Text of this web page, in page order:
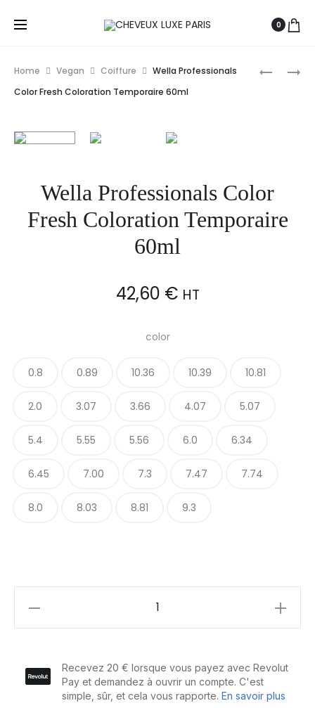
0
REVLON
WELLA
60ML
Home Vegan Coiffure
Wella Professionals
Color Fresh Coloration Temporaire 60ml
Wella Professionals Color
Fresh Coloration Temporaire
60ml
42,60 € HT
color
0.8 0.89 10.36 10.39 10.81
2.0 3.07 3.66 4.07 5.07
5.4 5.55 5.56 6.0 6.34
6.45 7.00 7.3 7.47 7.74
8.0 8.03 8.81 9.3
Coloration
Temporaire